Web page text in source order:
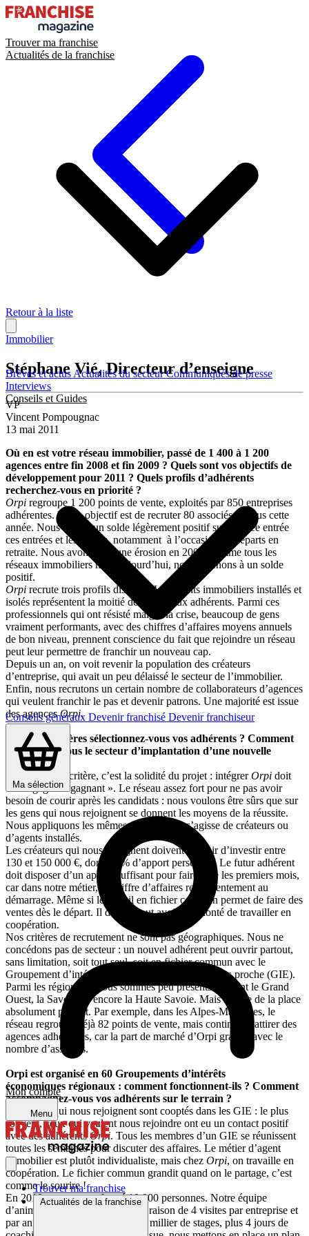
Trouver ma franchise
Actualités de la franchise
Brèves et actus Actualités du secteurCommuniqués de presse
Interviews
Conseils et Guides
Conseils généraux Devenir franchisé Devenir franchiseur
Ma sélection
Mon compte
Menu
Trouver ma franchise
Actualités de la franchise
Retour à la liste
Immobilier
Stéphane Vié, Directeur d’enseigne
VP
Vincent Pompougnac
13 mai 2011
Où en est votre réseau immobilier, passé de 1 400 à 1 200
agences entre fin 2008 et fin 2009 ? Quels sont vos objectifs de
développement pour 2011 ? Quels profils d’adhérents
recherchez-vous en priorité ?
Orpi regroupe 1 200 points de vente, exploités par 850 entreprises
adhérentes. Notre objectif est de recruter 80 associés de plus cette
année. Nous visons un solde légèrement positif sur l’année entrée
ces entrées et les sorties, notamment à l’occasion de départs en
retraite. Nous avons subi une érosion en 2008, comme tous les
réseaux immobiliers mais aujourd’hui, nous revenons à un solde
positif.
Orpi recrute trois profils distincts. Les agents immobiliers installés et
isolés représentent la moitié des nouveaux adhérents. Parmi ces
professionnels qui ont résisté malgré la crise, beaucoup de gens
vraiment performants, avec des chiffres d’affaires moyens annuels
de bon niveau, prennent conscience du fait que rejoindre un réseau
peut leur permettre de franchir un nouveau cap.
Depuis un an, on voit revenir la population des créateurs
d’entreprise, qui avait un peu délaissé le secteur de l’immobilier.
Enfin, nous recrutons un certain nombre de collaborateurs d’agences
qui veulent franchir le pas et devenir patrons. Une majorité est issue
des agencesOrpi.
Sur quels critères sélectionnez-vous vos adhérents ? Comment
déterminez-vous le secteur d’implantation d’une nouvelle
agence ?
Notre premier critère, c’est la solidité du projet : intégrerOrpi doit
être « gagnant-gagnant ». Le réseau assez fort pour ne pas avoir
besoin de courir après les candidats : nous voulons être sûrs que sur
les gens qui nous rejoignent se donnent les moyens de la réussite.
Nous appliquons les mêmes critères qu’il s’agisse de créateurs ou
d’agents installés.
Les créateurs qui nous rejoignent doivent prévoir d’investir entre
130 et 150 000 €, dont 50 % d’apport personnel. Le futur adhérent
doit disposer d’un apport suffisant pour faire face les premiers mois,
car dans notre métier, le chiffre d’affaires rentre lentement au
démarrage. Même si le travail en fichier commun permet de faire des
ventes dès le départ. Il doit surtout avoir la volonté de travailler en
coopération.
Nos critères de recrutement ne sont pas géographiques. Nous ne
concédons pas de secteur : un nouvel adhérent peut ouvrir partout,
sans limitation, soit tout seul, soit en fichier commun avec le
Groupement d’intérêts économiques régional le plus proche (GIE).
Parmi les régions où nous sommes peu présents figurent le Grand
Ouest, la Savoie ou encore la Haute Savoie. Mais il reste de la place
absolument partout. Par exemple, dans les Alpes-Maritimes, le
réseau regroupe déjà 82 points de vente, mais continue d’attirer des
agences adhérentes, car la part de marché d’Orpi grandit avec le
nombre d’associés.
Orpi est organisé en 60 Groupements d’intérêts
économiques régionaux : comment fonctionnent-ils ? Comment
accompagnez-vous vos adhérents sur le terrain ?
Tous ceux qui nous rejoignent sont cooptés dans les GIE : le plus
souvent, ceux qui veulent nous rejoindre ont eu un contact positif
avec des adhérentsOrpi. Tous les membres d’un GIE se réunissent
toutes les semaines pour discuter des affaires. Le métier d’agent
immobilier est plutôt individualiste, mais chez Orpi, on travaille en
coopération. Le fichier commun grandit quand on le partage, c’est
comme le sourire !
En 2010, nous avons formé 10 000 personnes. Notre équipe
d’animateurs visite les agences à raison de 4 visites par entreprise et
par an. Nous proposons aussi un millier de stages, plus 4 jours de